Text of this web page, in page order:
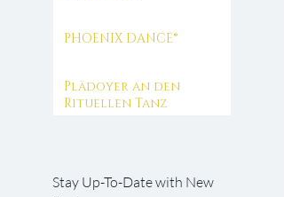
PHOENIX DANCE®
Plädoyer an den
Rituellen Tanz
Stay Up-To-Date with New